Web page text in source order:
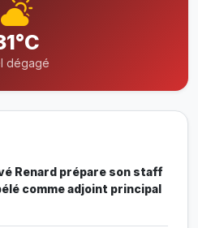
dégagé
Renard prépare son staff
comme adjoint principal